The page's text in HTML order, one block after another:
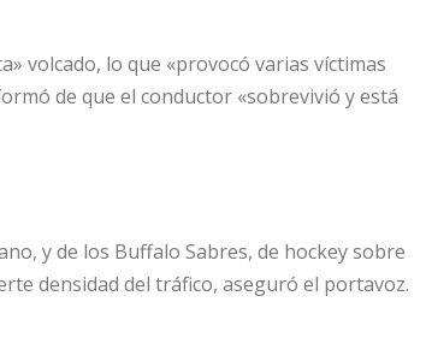
volcado, lo que «provocó varias víctimas
de que el conductor «sobrevivió y está
y de los Buffalo Sabres, de hockey sobre
densidad del tráfico, aseguró el portavoz.